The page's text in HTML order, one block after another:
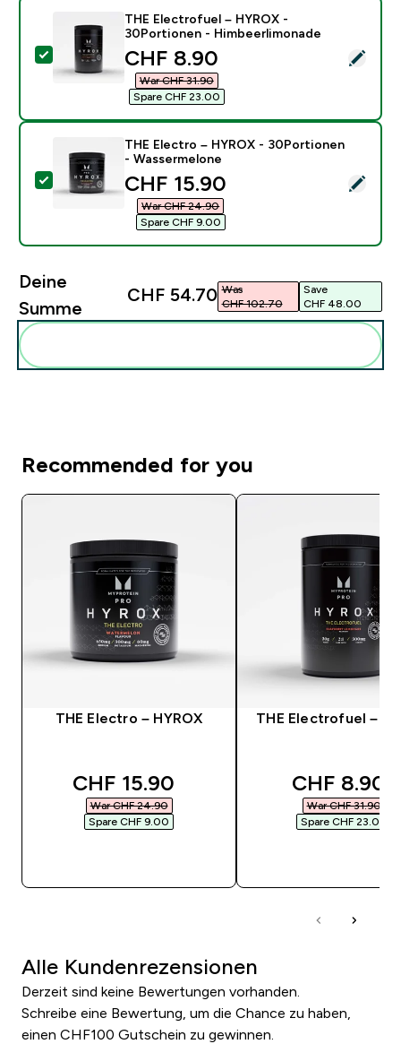
Dieses Produkt ausw�hlen - THE Electrofuel –
THE Electrofuel – HYROX -
30Portionen - Himbeerlimonade
discounted price
CHF 8.90‎
War CHF 31.90‎
Spare CHF 23.00‎
Dieses Produkt ausw�hlen - THE Electro – HYROX
THE Electro – HYROX - 30Portionen
- Wassermelone
discounted price
CHF 15.90‎
War CHF 24.90‎
Spare CHF 9.00‎
Deine
Summe
CHF 54.70‎ Was
CHF 102.70‎
Save
CHF 48.00‎
Recommended for you
THE Electro – HYROX
discounted price
CHF 15.90‎
War CHF 24.90‎
Spare CHF 9.00‎
THE Electrofuel –
CHF 8.90‎
War CHF 31.90‎
Spare CHF 23.00‎
Alle Kundenrezensionen
Derzeit sind keine Bewertungen vorhanden.
Schreibe eine Bewertung, um die Chance zu haben,
einen CHF100 Gutschein zu gewinnen.